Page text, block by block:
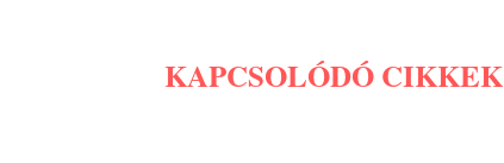
KAPCSOLÓDÓ CIKKEK